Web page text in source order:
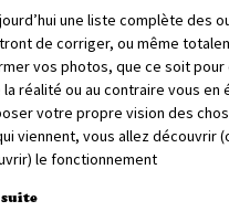
une liste complète des
de corriger, ou même
vos photos, que ce soit pour
réalité ou au contraire vous en
votre propre vision des
viennent, vous allez découvrir
le fonctionnement